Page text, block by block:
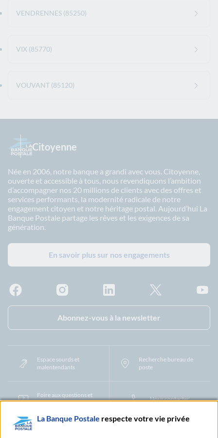
VENDRENNES (85250)
VIX (85770)
VOUVANT (85120)
Citoyenne
Née en 2006, notre banque a grandi avec vous. Citoyenne,
ouverte et accessible à tous, nous revendiquons l’ambition
d’accompagner nos 20 millions de clients avec des offres et
services performants, la modernité radicale de notre
engagement citoyen et notre héritage postal. Aujourd’hui La
Banque Postale partage les rêves et les exigences de sa
génération.
En savoir plus sur nos engagements
Abonnez-vous à la newsletter
Espace sourds et
malentendants
Recherche bureau de
poste
Foire aux questions et
centre d'aide
Nous contacter
La Banque Postale respecte votre vie privée